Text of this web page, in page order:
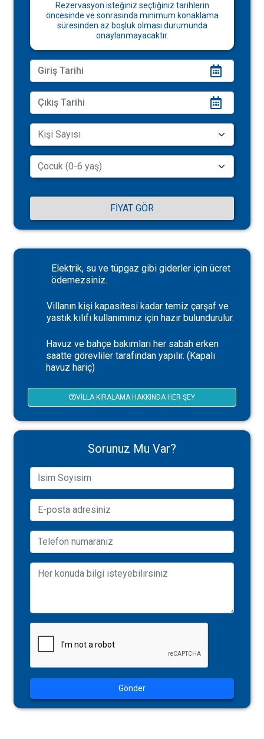
Rezervasyon isteğiniz seçtiğiniz tarihlerin
öncesinde ve sonrasında minimum konaklama
süresinden az boşluk olması durumunda
onaylanmayacaktır.
FIYAT GÖR
Elektrik, su ve tüpgaz gibi giderler için ücret
ödemezsiniz.
Villanın kişi kapasitesi kadar temiz çarşaf ve
yastık kılıfı kullanımınız için hazır bulundurulur.
Havuz ve bahçe bakımları her sabah erken
saatte görevliler tarafından yapılır. (Kapalı
havuz hariç)
VILLA KIRALAMA HAKKINDA HER ŞEY
Sorunuz Mu Var?
Gönder